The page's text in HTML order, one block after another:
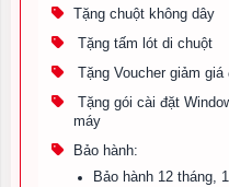
Tặng chuột không dây
Tặng tấm lót di chuột
Tặng Voucher giảm giá
Tặng gói cài đặt
máy
Bảo hành:
Bảo hành 12 tháng,